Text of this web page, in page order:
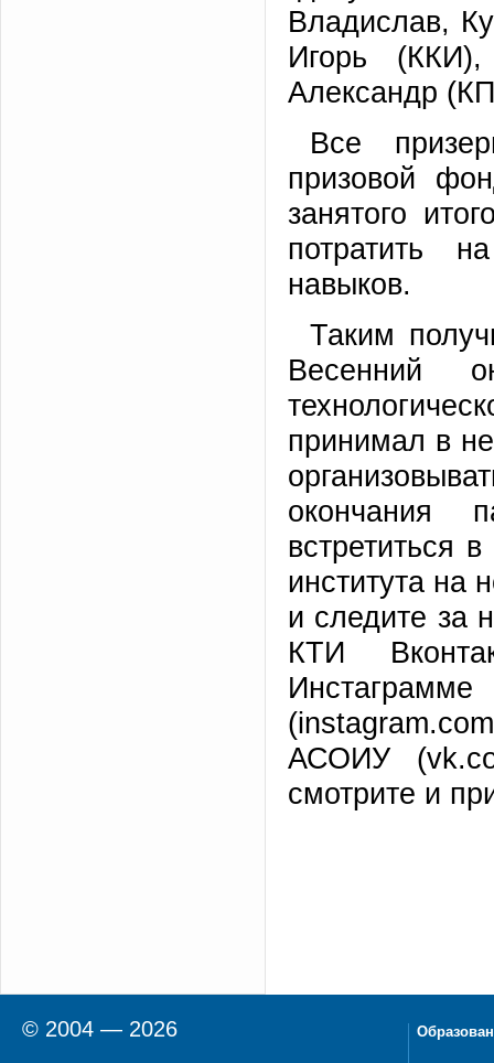
Владислав,
Игорь
Александр
Все
призовой
занятого
потратить
навыков.
Таким
Весенний
принимал в
окончания
встретиться
института на
и следите за
КТИ
АСОИУ
смотрите и
© 2004 — 2026